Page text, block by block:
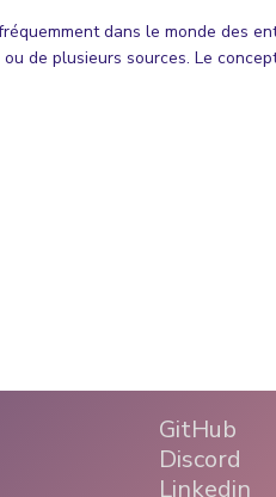
dans le monde des
de plusieurs sources. Le
GitHub
Discord
Linkedin